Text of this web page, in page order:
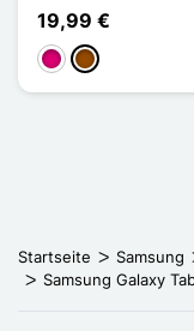
19,99 €
Magenta
Braun
Startseite Samsung
Samsung Galaxy